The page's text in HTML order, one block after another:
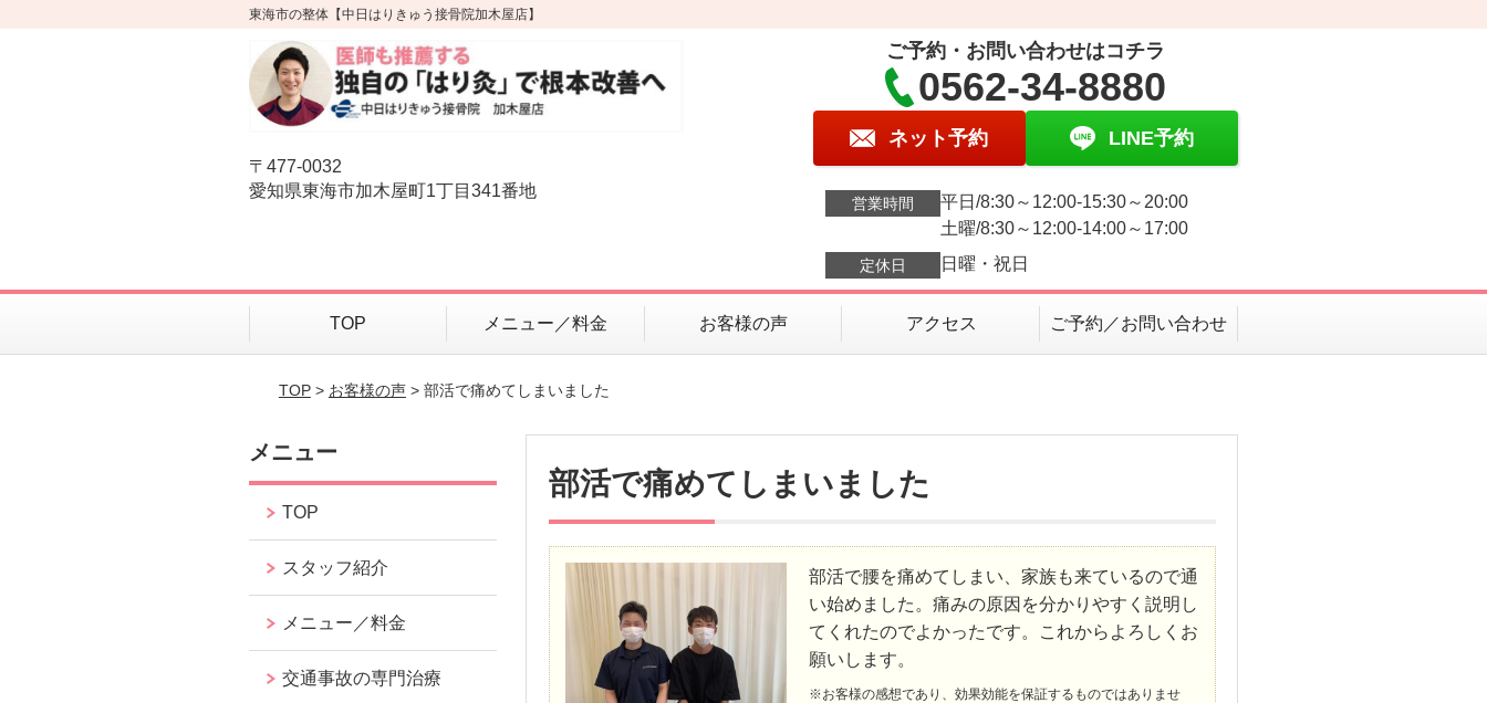
東海市の整体【中日はりきゅう接骨院加木屋店】
〒477-0032
愛知県東海市加木屋町1丁目341番地
ご予約・お問い合わせはコチラ
0562-34-8880
ネット予約 LINE予約
営業時間
平日/8:30～12:00-15:30～20:00
土曜/8:30～12:00-14:00～17:00
定休日 日曜・祝日
TOP メニュー／料金 お客様の声 アクセス ご予約／お問い合わせ
TOP> お客様の声> 部活で痛めてしまいました
部活で痛めてしまいました
部活で腰を痛めてしまい、家族も来ているので通
い始めました。痛みの原因を分かりやすく説明し
てくれたのでよかったです。これからよろしくお
願いします。
※お客様の感想であり、効果効能を保証するものではありませ
メニュー
TOP
スタッフ紹介
メニュー／料金
交通事故の専門治療